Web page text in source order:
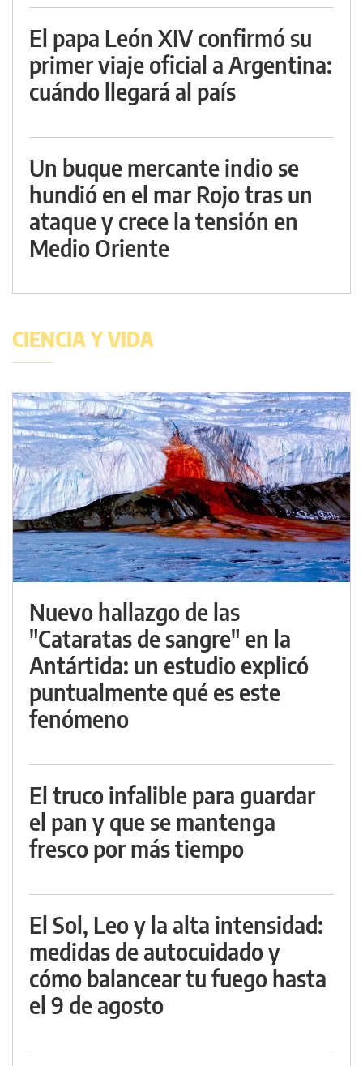
El papa León XIV confirmó su
primer viaje oficial a Argentina:
cuándo llegará al país
Un buque mercante indio se
hundió en el mar Rojo tras un
ataque y crece la tensión en
Medio Oriente
CIENCIA Y VIDA
Nuevo hallazgo de las
"Cataratas de sangre" en la
Antártida: un estudio explicó
puntualmente qué es este
fenómeno
El truco infalible para guardar
el pan y que se mantenga
fresco por más tiempo
El Sol, Leo y la alta intensidad:
medidas de autocuidado y
cómo balancear tu fuego hasta
el 9 de agosto